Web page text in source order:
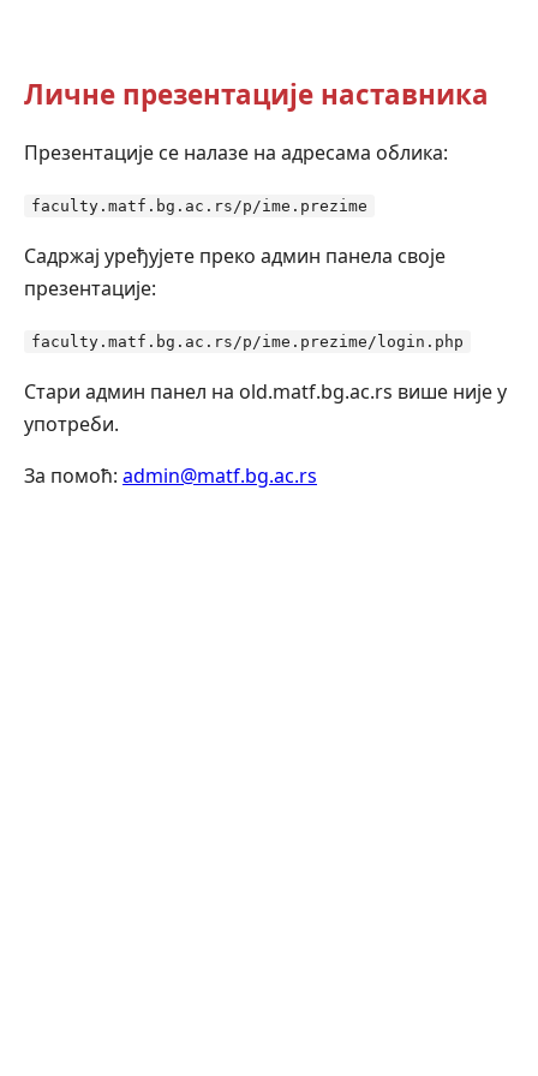
Личне презентације наставника
Презентације се налазе на адресама облика:
faculty.matf.bg.ac.rs/p/ime.prezime
Садржај уређујете преко админ панела своје
презентације:
faculty.matf.bg.ac.rs/p/ime.prezime/login.php
Стари админ панел на old.matf.bg.ac.rs више није у
употреби.
За помоћ: admin@matf.bg.ac.rs